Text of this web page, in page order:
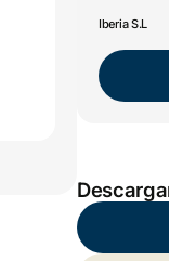
Iberia S.L